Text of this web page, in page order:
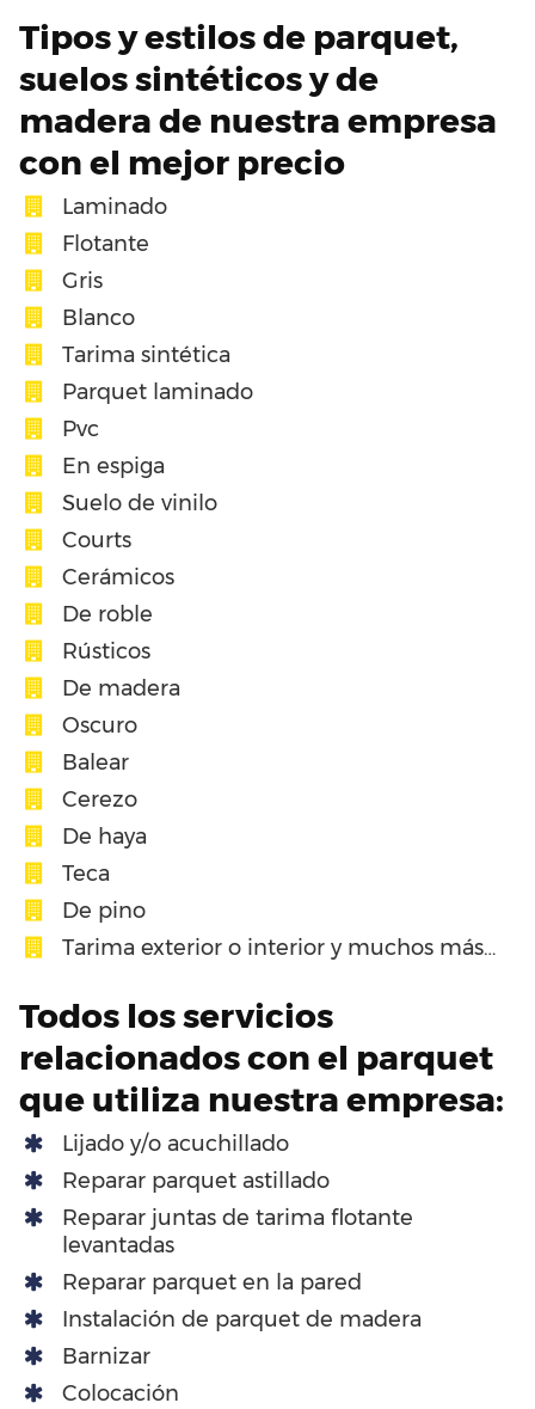
Tipos y estilos de parquet,
suelos sintéticos y de
madera de nuestra empresa
con el mejor precio
Laminado
Flotante
Gris
Blanco
Tarima sintética
Parquet laminado
Pvc
En espiga
Suelo de vinilo
Courts
Cerámicos
De roble
Rústicos
De madera
Oscuro
Balear
Cerezo
De haya
Teca
De pino
Tarima exterior o interior y muchos más…
Todos los servicios
relacionados con el parquet
que utiliza nuestra empresa:
Lijado y/o acuchillado
Reparar parquet astillado
Reparar juntas de tarima flotante
levantadas
Reparar parquet en la pared
Instalación de parquet de madera
Barnizar
Colocación